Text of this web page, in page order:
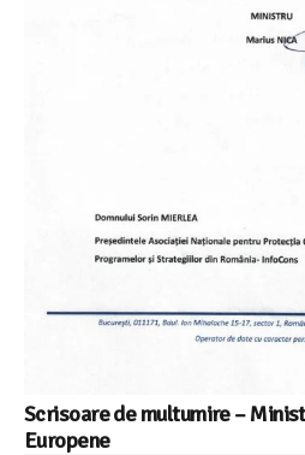
Scrisoare de multumire –
Europene